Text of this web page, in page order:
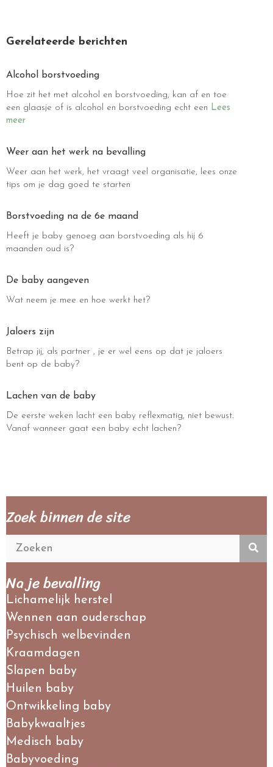
Gerelateerde berichten
Alcohol borstvoeding
Hoe zit het met alcohol en borstvoeding, kan af en toe
een glaasje of is alcohol en borstvoeding echt een Lees
meer
Weer aan het werk na bevalling
Weer aan het werk, het vraagt veel organisatie, lees onze
tips om je dag goed te starten
Borstvoeding na de 6e maand
Heeft je baby genoeg aan borstvoeding als hij 6
maanden oud is?
De baby aangeven
Wat neem je mee en hoe werkt het?
Jaloers zijn
Betrap jij, als partner , je er wel eens op dat je jaloers
bent op de baby?
Lachen van de baby
De eerste weken lacht een baby reflexmatig, niet bewust.
Vanaf wanneer gaat een baby echt lachen?
Zoek binnen de site
Na je bevalling
Lichamelijk herstel
Wennen aan ouderschap
Psychisch welbevinden
Kraamdagen
Slapen baby
Huilen baby
Ontwikkeling baby
Babykwaaltjes
Medisch baby
Babyvoeding